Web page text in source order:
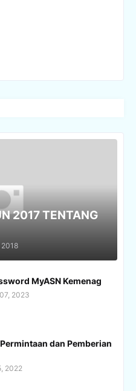
2017 TENTANG
MyASN Kemenag
2023
dan Pemberian
2022